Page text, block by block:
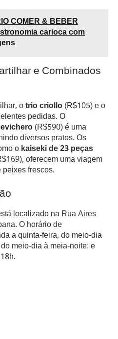
COMER & BEBER
carioca com
e Combinados
otrio criollo(R$105) e o
pedidas. O
(R$590) é uma
diversos pratos. Os
okaiseki de 23 peças
oferecem uma viagem
frescos.
localizado na Rua Aires
O horário de
a quinta-feira, do meio-dia
meio-dia à meia-noite; e